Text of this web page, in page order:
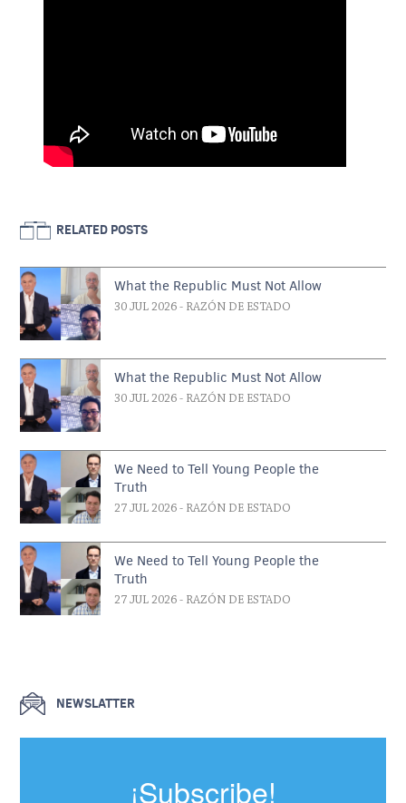
RELATED POSTS
What the Republic Must Not Allow
30 JUL 2026 - RAZÓN DE ESTADO
What the Republic Must Not Allow
30 JUL 2026 - RAZÓN DE ESTADO
We Need to Tell Young People the
Truth
27 JUL 2026 - RAZÓN DE ESTADO
We Need to Tell Young People the
Truth
27 JUL 2026 - RAZÓN DE ESTADO
NEWSLATTER
¡Subscribe!